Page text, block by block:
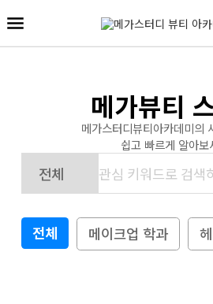
메가뷰티
메가스터디뷰티아카데미의
쉽고 빠르게 알아보
전체 메이크업 학과